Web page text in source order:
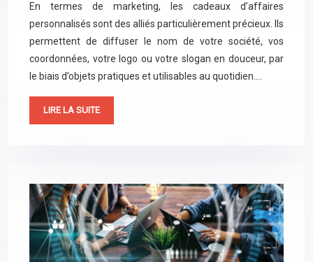
En termes de marketing, les cadeaux d’affaires
personnalisés sont des alliés particulièrement précieux. Ils
permettent de diffuser le nom de votre société, vos
coordonnées, votre logo ou votre slogan en douceur, par
le biais d’objets pratiques et utilisables au quotidien….
LIRE LA SUITE